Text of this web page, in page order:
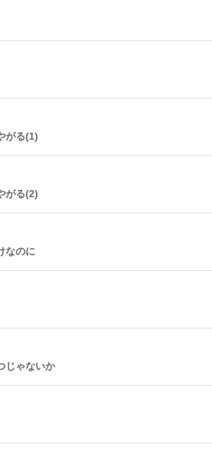
がる(1)
がる(2)
なのに
じゃないか